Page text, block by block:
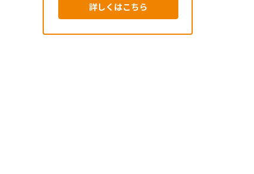
詳しくはこちら